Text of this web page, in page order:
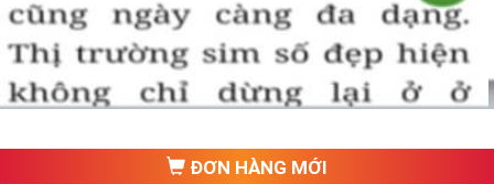
ĐƠN HÀNG MỚI